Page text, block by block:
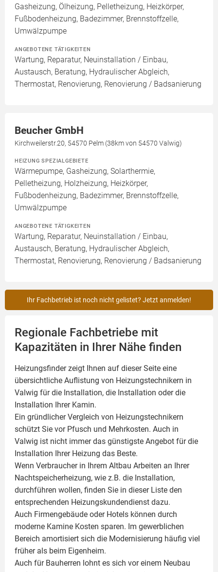
Gasheizung, Ölheizung, Pelletheizung, Heizkörper,
Fußbodenheizung, Badezimmer, Brennstoffzelle,
Umwälzpumpe
ANGEBOTENE TÄTIGKEITEN
Wartung, Reparatur, Neuinstallation / Einbau,
Austausch, Beratung, Hydraulischer Abgleich,
Thermostat, Renovierung, Renovierung / Badsanierung
Beucher GmbH
Kirchweilerstr.20, 54570 Pelm (38km von 54570 Valwig)
HEIZUNG SPEZIALGEBIETE
Wärmepumpe, Gasheizung, Solarthermie,
Pelletheizung, Holzheizung, Heizkörper,
Fußbodenheizung, Badezimmer, Brennstoffzelle,
Umwälzpumpe
ANGEBOTENE TÄTIGKEITEN
Wartung, Reparatur, Neuinstallation / Einbau,
Austausch, Beratung, Hydraulischer Abgleich,
Thermostat, Renovierung, Renovierung / Badsanierung
Ihr Fachbetrieb ist noch nicht gelistet? Jetzt anmelden!
Regionale Fachbetriebe mit
Kapazitäten in Ihrer Nähe finden
Heizungsfinder zeigt Ihnen auf dieser Seite eine
übersichtliche Auflistung von Heizungstechnikern in
Valwig für die Installation, die Installation oder die
Installation Ihrer Kamin.
Ein gründlicher Vergleich von Heizungstechnikern
schützt Sie vor Pfusch und Mehrkosten. Auch in
Valwig ist nicht immer das günstigste Angebot für die
Installation Ihrer Heizung das Beste.
Wenn Verbraucher in Ihrem Altbau Arbeiten an Ihrer
Nachtspeicherheizung, wie z.B. die Installation,
durchführen wollen, finden Sie in dieser Liste den
entsprechenden Heizungskundendienst dazu.
Auch Firmengebäude oder Hotels können durch
moderne Kamine Kosten sparen. Im gewerblichen
Bereich amortisiert sich die Modernisierung häufig viel
früher als beim Eigenheim.
Auch für Bauherren lohnt es sich vor einem Neubau